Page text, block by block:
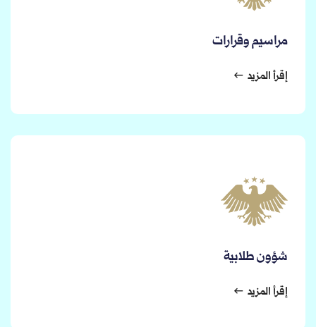
مراسيم وقرارات
إقرأ المزيد
شؤون طلابية
إقرأ المزيد